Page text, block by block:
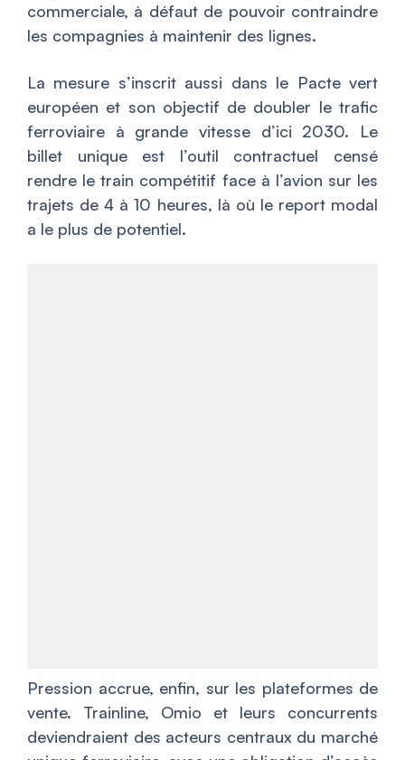
commerciale, à défaut de pouvoir contraindre
les compagnies à maintenir des lignes.
La mesure s’inscrit aussi dans le Pacte vert
européen et son objectif de doubler le trafic
ferroviaire à grande vitesse d’ici 2030. Le
billet unique est l’outil contractuel censé
rendre le train compétitif face à l’avion sur les
trajets de 4 à 10 heures, là où le report modal
a le plus de potentiel.
Pression accrue, enfin, sur les plateformes de
vente. Trainline, Omio et leurs concurrents
deviendraient des acteurs centraux du marché